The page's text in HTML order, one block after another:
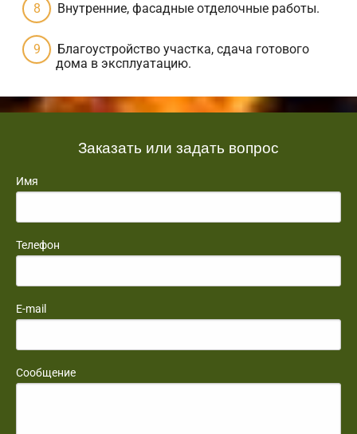
Внутренние, фасадные отделочные работы.
Благоустройство участка, сдача готового
дома в эксплуатацию.
Заказать или задать вопрос
Имя
Телефон
E-mail
Сообщение